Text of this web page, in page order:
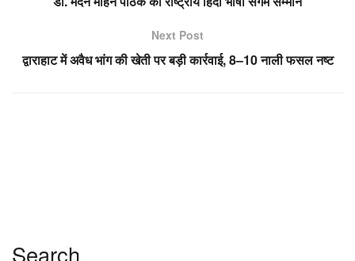
Next Post
द्वाराहाट में अवैध भांग की खेती पर बड़ी कार्रवाई, 8–10 नाली फसल नष्ट
Search